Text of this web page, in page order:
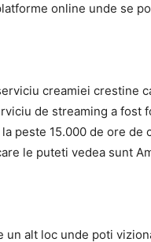
online unde se
creamiei crestine
de streaming a fost
la peste 15.000 de ore
le puteti vedea sunt
un alt loc unde poti